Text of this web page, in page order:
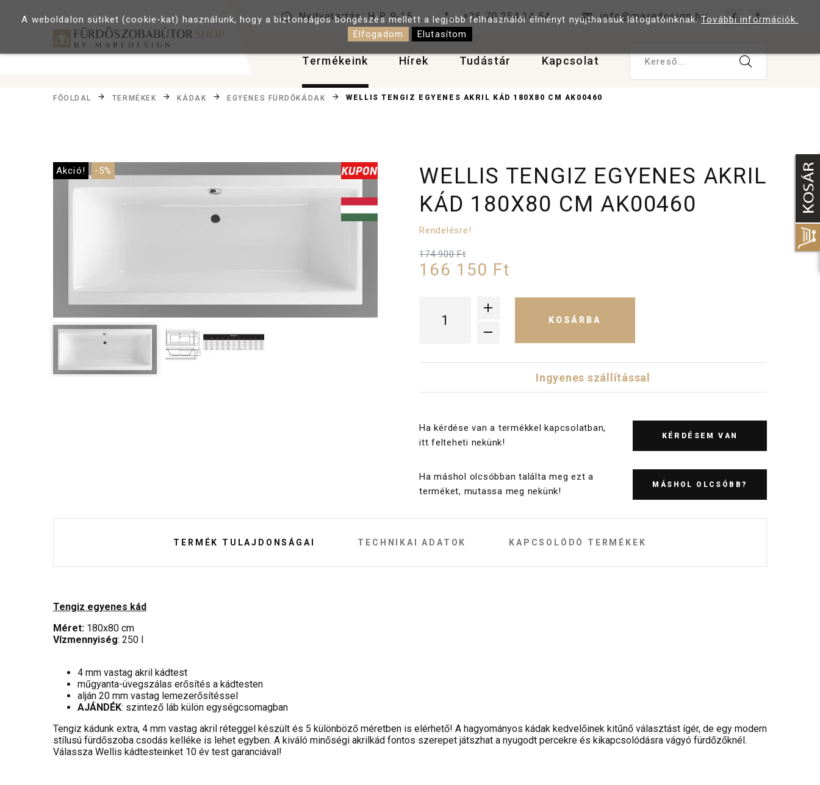
Nyitvatartás: H-P 9-15 +36 70 254 14 54 info@maredesign.hu
Termékeink Hírek Tudástár Kapcsolat Kereső...
FŐOLDAL TERMÉKEK KÁDAK EGYENES FÜRDŐKÁDAK WELLIS TENGIZ EGYENES AKRIL KÁD 180X80 CM AK00460
Akció! -5%
WELLIS TENGIZ EGYENES AKRIL
KÁD 180X80 CM AK00460
Rendelésre!
174 900 Ft
166 150 Ft
KOSÁRBA
Ingyenes szállítással
Ha kérdése van a termékkel kapcsolatban,
itt felteheti nekünk!
KÉRDÉSEM VAN
Ha máshol olcsóbban találta meg ezt a
terméket, mutassa meg nekünk!
MÁSHOL OLCSÓBB?
TERMÉK TULAJDONSÁGAI TECHNIKAI ADATOK KAPCSOLÓDÓ TERMÉKEK
Tengiz egyenes kád
Méret: 180x80 cm
Vízmennyiség: 250 l
4 mm vastag akril kádtest
műgyanta-üvegszálas erősítés a kádtesten
alján 20 mm vastag lemezerősítéssel
AJÁNDÉK: szintező láb külön egységcsomagban
Tengiz kádunk extra, 4 mm vastag akril réteggel készült és 5 különböző méretben is elérhető! A hagyományos kádak kedvelőinek kitűnő választást ígér, de egy modern
stílusú fürdőszoba csodás kelléke is lehet egyben. A kiváló minőségi akrilkád fontos szerepet játszhat a nyugodt percekre és kikapcsolódásra vágyó fürdőzőknél.
Válassza Wellis kádtesteinket 10 év test garanciával!
A weboldalon sütiket (cookie-kat) használunk, hogy a biztonságos böngészés mellett a legjobb felhasználói élményt nyújthassuk látogatóinknak.További információk.
Elfogadom
Elutasítom